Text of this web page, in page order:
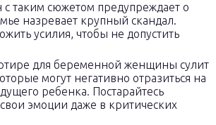
таким сюжетом предупреждает о
назревает крупный скандал.
усилия, чтобы не допустить
для беременной женщины сулит
могут негативно отразиться на
ребенка. Постарайтесь
эмоции даже в критических